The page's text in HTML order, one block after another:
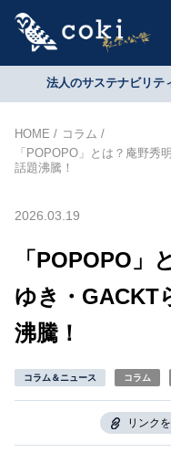
法人のサステナビリテ
HOME
コラム
「POPOPO」とは？庵野秀
話題沸騰！
2026.03.19
「POPOPO」
ゆき・GACKT
沸騰！
コラム＆ニュース コラム
リンク